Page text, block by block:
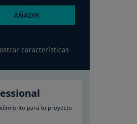
AÑADIR
características
para tu proyecto